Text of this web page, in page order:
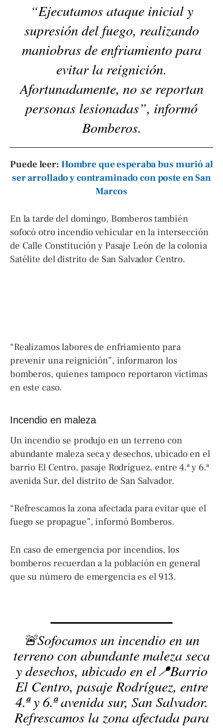
“Ejecutamos ataque inicial y
supresión del fuego, realizando
maniobras de enfriamiento para
evitar la reignición.
Afortunadamente, no se reportan
personas lesionadas”, informó
Bomberos.
Puede leer: Hombre que esperaba bus murió al
ser arrollado y contraminado con poste en San
Marcos
En la tarde del domingo, Bomberos también
sofocó otro incendio vehicular en la intersección
de Calle Constitución y Pasaje León de la colonia
Satélite del distrito de San Salvador Centro.
“Realizamos labores de enfriamiento para
prevenir una reignición”, informaron los
bomberos, quienes tampoco reportaron víctimas
en este caso.
Incendio en maleza
Un incendio se produjo en un terreno con
abundante maleza seca y desechos, ubicado en el
barrio El Centro, pasaje Rodríguez, entre 4.ª y 6.ª
avenida Sur, del distrito de San Salvador.
“Refrescamos la zona afectada para evitar que el
fuego se propague”, informó Bomberos.
En caso de emergencia por incendios, los
bomberos recuerdan a la población en general
que su número de emergencia es el 913.
🚨Sofocamos un incendio en un
terreno con abundante maleza seca
y desechos, ubicado en el📍Barrio
El Centro, pasaje Rodríguez, entre
4.ª y 6.ª avenida sur, San Salvador.
Refrescamos la zona afectada para